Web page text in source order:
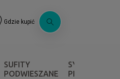
Gdzie kupić
SUFITY
PODWIESZANE
SYSTEMY